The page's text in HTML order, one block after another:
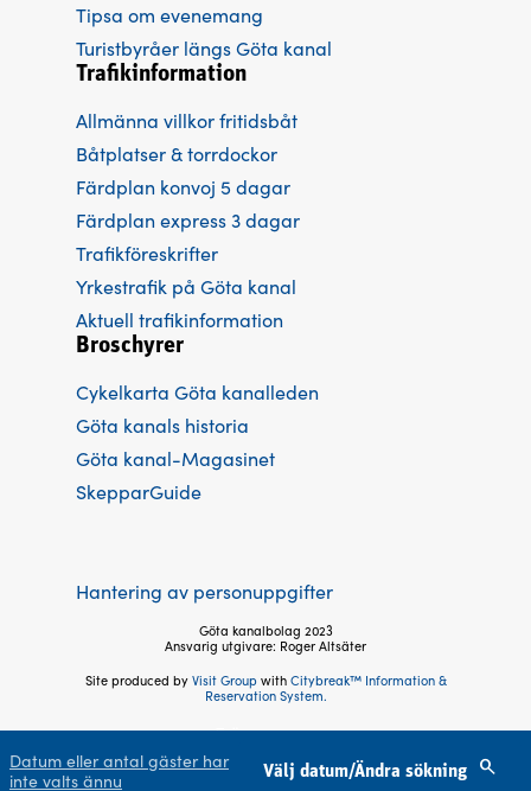
Datum eller antal gäster har
inte valts ännu
Välj datum/Ändra sökning
Tipsa om evenemang
Turistbyråer längs Göta kanal
Trafikinformation
Allmänna villkor fritidsbåt
Båtplatser & torrdockor
Färdplan konvoj 5 dagar
Färdplan express 3 dagar
Trafikföreskrifter
Yrkestrafik på Göta kanal
Aktuell trafikinformation
Broschyrer
Cykelkarta Göta kanalleden
Göta kanals historia
Göta kanal-Magasinet
SkepparGuide
Hantering av personuppgifter
Göta kanalbolag 2023
Ansvarig utgivare: Roger Altsäter
Site produced by Visit Groupwith Citybreak™ Information &
Reservation System.
Följ oss